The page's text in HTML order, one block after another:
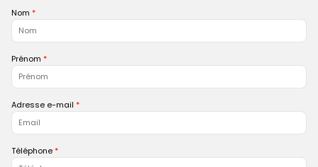
Nom
Prénom
Adresse e-mail
Téléphone